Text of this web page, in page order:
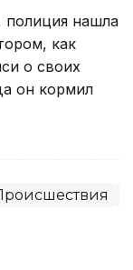
нашла
как
о своих
он кормил